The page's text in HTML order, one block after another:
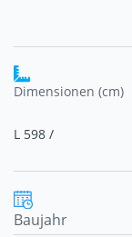
Dimensionen (cm)
L 598 /
Baujahr